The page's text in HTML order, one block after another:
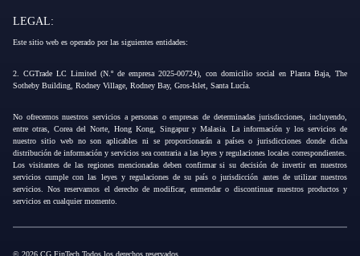
LEGAL:
Este sitio web es operado por las siguientes entidades:
2. CGTrade LC Limited (N.º de empresa 2025-00724), con domicilio social en Planta Baja, The
Sotheby Building, Rodney Village, Rodney Bay, Gros-Islet, Santa Lucía.
No ofrecemos nuestros servicios a personas o empresas de determinadas jurisdicciones, incluyendo,
entre otras, Corea del Norte, Hong Kong, Singapur y Malasia. La información y los servicios de
nuestro sitio web no son aplicables ni se proporcionarán a países o jurisdicciones donde dicha
distribución de información y servicios sea contraria a las leyes y regulaciones locales correspondientes.
Los visitantes de las regiones mencionadas deben confirmar si su decisión de invertir en nuestros
servicios cumple con las leyes y regulaciones de su país o jurisdicción antes de utilizar nuestros
servicios. Nos reservamos el derecho de modificar, enmendar o discontinuar nuestros productos y
servicios en cualquier momento.
© 2026 CG FinTech Todos los derechos reservados.